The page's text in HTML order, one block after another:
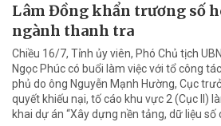
Lâm Đồng khẩn trương số
ngành thanh tra
Chiều 16/7, Tỉnh ủy viên, Phó Chủ tịch
Ngọc Phúc có buổi làm việc với tổ công
phủ do ông Nguyễn Mạnh Hường, Cục
quyết khiếu nại, tố cáo khu vực 2 (Cục II)
khai dự án “Xây dựng nền tảng, dữ liệu số